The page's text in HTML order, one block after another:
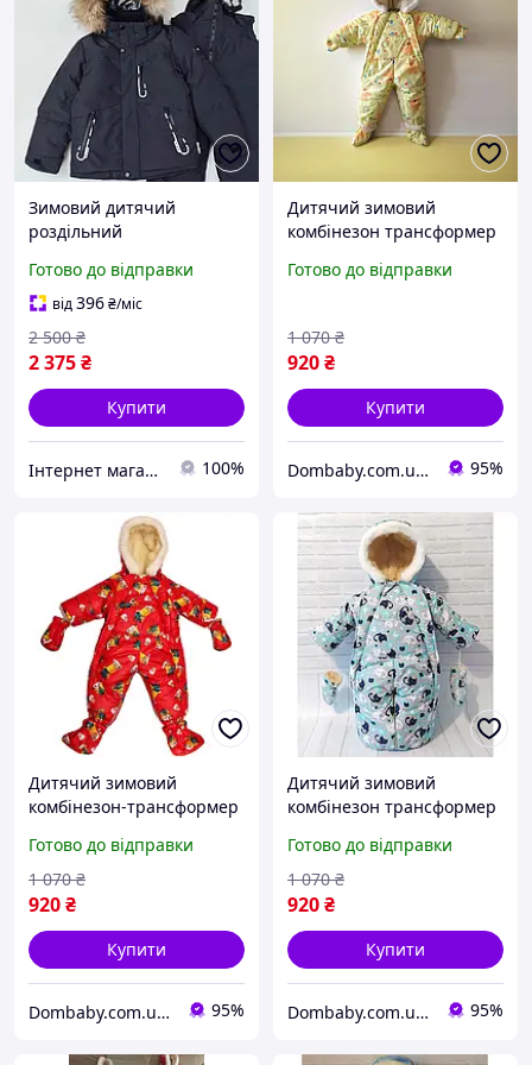
Зимовий дитячий
роздільний
7 років "Лукас" для
хлопчика на флісі
мембрана
Готово до відправки
від396₴/міс
2 375₴
2 500 ₴
Купити
Інтернет магазин "Модні Діти" 100%
Дитячий зимовий
комбінезон трансформер
0 до 1,5 років на вовчині
Готово до відправки
920₴
1 070 ₴
Купити
Dombaby.com.ua - інтернет магазин дитячих товарів 95%
Дитячий зимовий
комбінезон-трансформер
0 до 1,5 років на овчині
Готово до відправки
920₴
1 070 ₴
Купити
Dombaby.com.ua - інтернет магазин дитячих товарів 95%
Дитячий зимовий
комбінезон трансформер
0 до 1,5 років на вовчині
Готово до відправки
920₴
1 070 ₴
Купити
Dombaby.com.ua - інтернет магазин дитячих товарів 95%